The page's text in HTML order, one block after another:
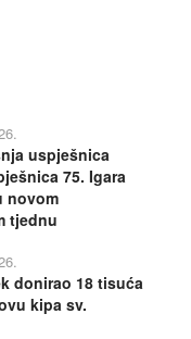
uspješnica
75. Igara
novom
tjednu
donirao 18 tisuća
kipa sv.